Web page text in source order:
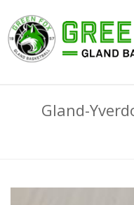
Gland-